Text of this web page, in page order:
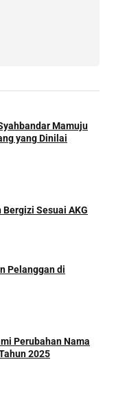
Mamuju
yang Dinilai
Sesuai AKG
Pelanggan di
Perubahan Nama
2025